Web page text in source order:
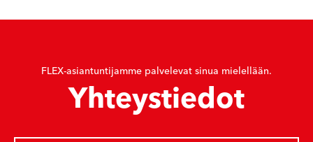
FLEX-asiantuntijamme palvelevat sinua mielellään.
Yhteystiedot